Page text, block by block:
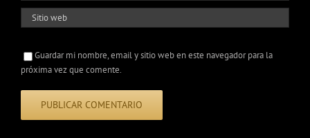
Guardar mi nombre, email y sitio web en este navegador para la
próxima vez que comente.